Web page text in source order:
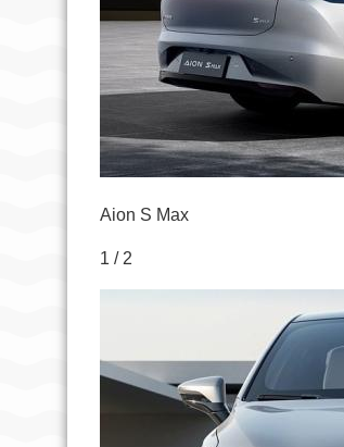
Aion S Max
1 / 2